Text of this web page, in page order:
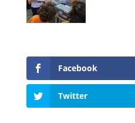
Facebook
Twitter